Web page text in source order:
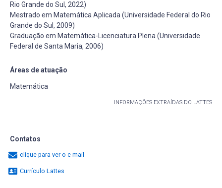
Rio Grande do Sul, 2022)
Mestrado em Matemática Aplicada (Universidade Federal do Rio
Grande do Sul, 2009)
Graduação em Matemática-Licenciatura Plena (Universidade
Federal de Santa Maria, 2006)
Áreas de atuação
Matemática
INFORMAÇÕES EXTRAÍDAS DO LATTES
Contatos
clique para ver o e-mail
Currículo Lattes